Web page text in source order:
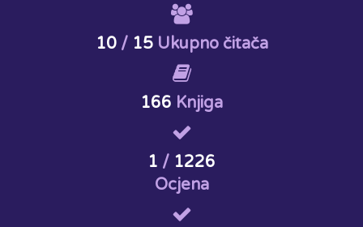
10/ 15Ukupno čitača
166 Knjiga
1 / 1226
Ocjena